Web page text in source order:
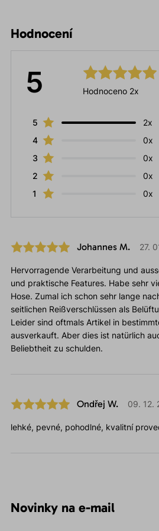
Hodnocení
5 Hodnoceno 2x
5
2x
4
0x
3
0x
2
0x
1
0x
Johannes M. 27.
Hervorragende Verarbeitung und
und praktische Features. Habe sehr
Hose. Zumal ich schon sehr lange
seitlichen Reißverschlüssen als
Leider sind oftmals Artikel in
ausverkauft. Aber dies ist natürlich
Beliebtheit zu schulden.
Ondřej W. 09. 12.
lehké, pevné, pohodlné, kvalitní
Novinky na e-mail